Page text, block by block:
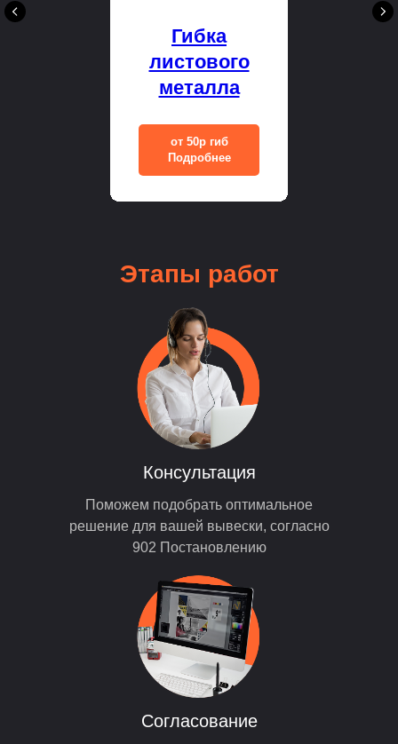
Гибка
листового
металла
от 50р гиб
Подробнее
Этапы работ
Поможем подобрать оптимальное
решение для вашей вывески, согласно
902 Постановлению
Консультация
Согласование